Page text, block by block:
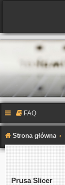
FAQ
Strona główna
Prusa Slicer